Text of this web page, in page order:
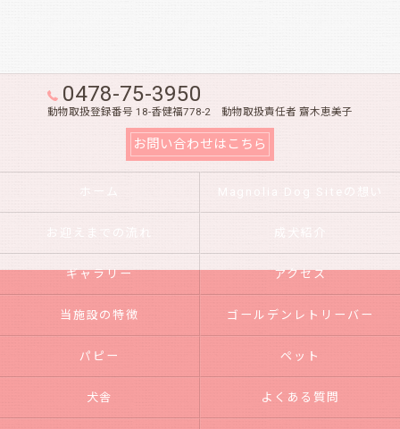
0478-75-3950
動物取扱登録番号 18-香健福778-2 動物取扱責任者 齋木恵美子
お問い合わせはこちら
ホーム Magnolia Dog Siteの想い
お迎えまでの流れ 成犬紹介
ギャラリー アクセス
当施設の特徴 ゴールデンレトリーバー
パピー ペット
犬舎 よくある質問